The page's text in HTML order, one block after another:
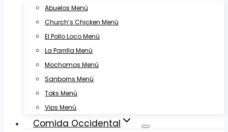
Abuelos Menú
Church’s Chicken Menú
El Pollo Loco Menú
La Parrilla Menú
Mochomos Menú
Sanborns Menú
Toks Menú
Vips Menú
Comida Occidental